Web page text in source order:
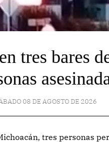
tres bares
08 DE AGOSTO DE 2026